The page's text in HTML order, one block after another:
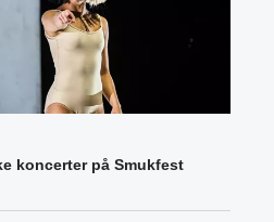
koncerter på Smukfest